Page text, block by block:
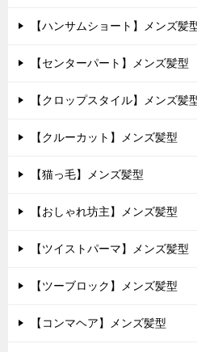
【ハンサムショート】メンズ髪
【センターパート】メンズ髪型
【クロップスタイル】メンズ髪
【クルーカット】メンズ髪型
【猫っ毛】メンズ髪型
【おしゃれ坊主】メンズ髪型
【ツイストパーマ】メンズ髪型
【ツーブロック】メンズ髪型
【コンマヘア】メンズ髪型